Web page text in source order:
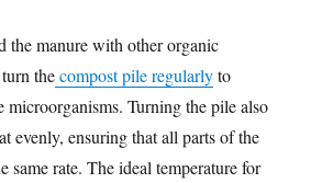
the manure with other organic
thecompost pile regularlyto
microorganisms. Turning the pile also
evenly, ensuring that all parts of the
same rate. The ideal temperature for